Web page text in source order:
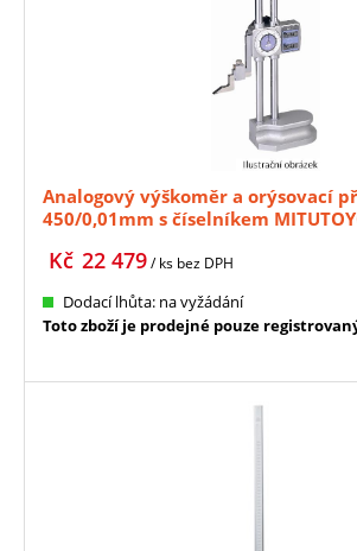
Analogový výškoměr a orýsovací
450/0,01mm s číselníkem
22 479
Kč / ks bez DPH
Dodací lhůta: na vyžádání
Toto zboží je prodejné pouze